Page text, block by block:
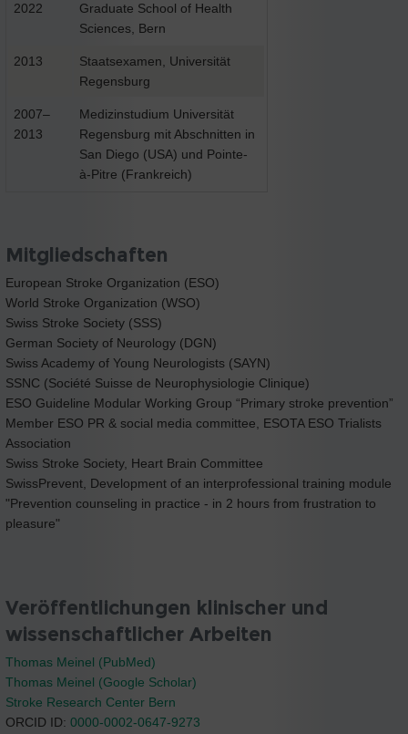
2022
Graduate School of Health
Sciences, Bern
2013
Staatsexamen, Universität
Regensburg
2007–
2013
Medizinstudium Universität
Regensburg mit Abschnitten in
San Diego (USA) und Pointe-
à-Pitre (Frankreich)
Mitgliedschaften
European Stroke Organization (ESO)
World Stroke Organization (WSO)
Swiss Stroke Society (SSS)
German Society of Neurology (DGN)
Swiss Academy of Young Neurologists (SAYN)
SSNC (Société Suisse de Neurophysiologie Clinique)
ESO Guideline Modular Working Group “Primary stroke prevention”
Member ESO PR & social media committee, ESOTA ESO Trialists
Association
Swiss Stroke Society, Heart Brain Committee
SwissPrevent, Development of an interprofessional training module
"Prevention counseling in practice - in 2 hours from frustration to
pleasure"
Veröffentlichungen klinischer und
wissenschaftlicher Arbeiten
Thomas Meinel (PubMed)
Thomas Meinel (Google Scholar)
Stroke Research Center Bern
ORCID ID: 0000-0002-0647-9273